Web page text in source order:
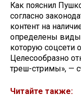
Как пояснил
согласно
контент на
определены
которую соцсети
Целесообразно
треш-стримы», —
Читайте также: